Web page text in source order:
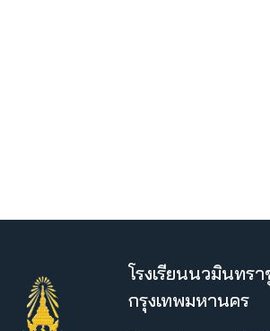
โรงเรียนนวมินทร
กรุงเทพมหานคร